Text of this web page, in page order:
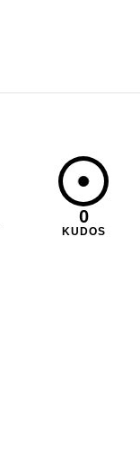
0
KUDOS